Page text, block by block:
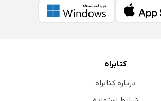
کتابراه
درباره کتابراه